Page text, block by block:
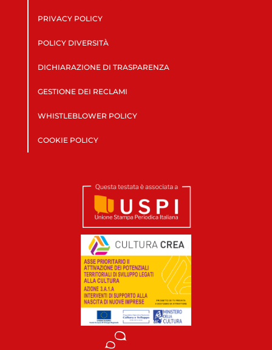
PRIVACY POLICY
POLICY DIVERSITÀ
DICHIARAZIONE DI TRASPARENZA
GESTIONE DEI RECLAMI
WHISTLEBLOWER POLICY
COOKIE POLICY